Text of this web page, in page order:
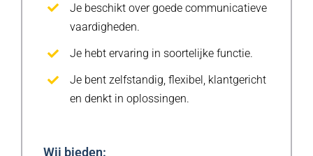
Je beschikt over goede communicatieve
vaardigheden.
Je hebt ervaring in soortelijke functie.
Je bent zelfstandig, flexibel, klantgericht
en denkt in oplossingen.
Wij bieden: